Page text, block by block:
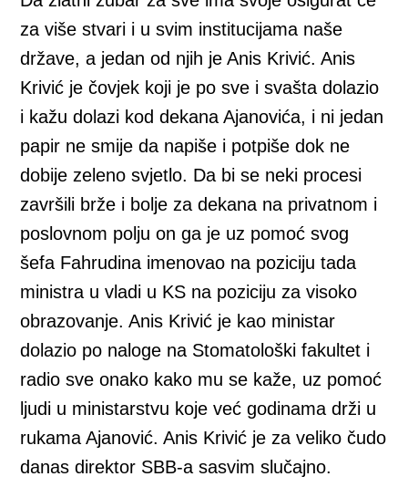
za više stvari i u svim institucijama naše
države, a jedan od njih je Anis Krivić. Anis
Krivić je čovjek koji je po sve i svašta dolazio
i kažu dolazi kod dekana Ajanovića, i ni jedan
papir ne smije da napiše i potpiše dok ne
dobije zeleno svjetlo. Da bi se neki procesi
završili brže i bolje za dekana na privatnom i
poslovnom polju on ga je uz pomoć svog
šefa Fahrudina imenovao na poziciju tada
ministra u vladi u KS na poziciju za visoko
obrazovanje. Anis Krivić je kao ministar
dolazio po naloge na Stomatološki fakultet i
radio sve onako kako mu se kaže, uz pomoć
ljudi u ministarstvu koje već godinama drži u
rukama Ajanović. Anis Krivić je za veliko čudo
danas direktor SBB-a sasvim slučajno.